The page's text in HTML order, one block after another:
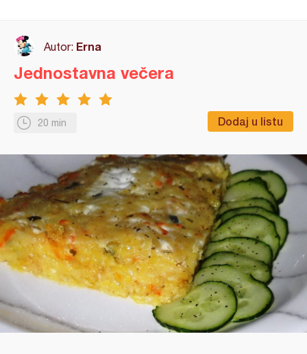
Autor: Erna
20 min Dodaj u listu
Jednostavna večera